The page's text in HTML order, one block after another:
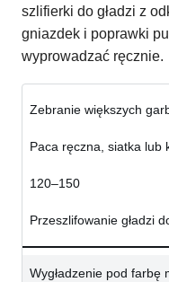
szlifierki do gładzi z
gniazdek i poprawki
wyprowadzać ręcznie.
Zebranie większych
Paca ręczna, siatka lub
120–150
Przeszlifowanie gładzi
Wygładzenie pod farbę